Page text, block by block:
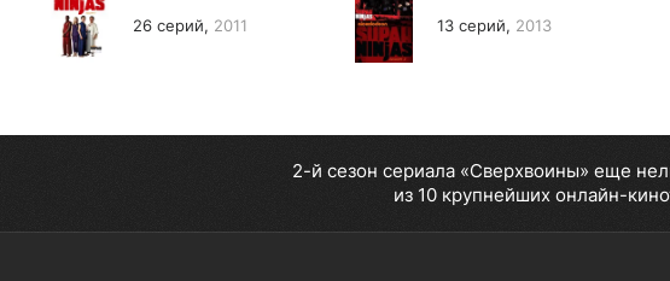
26 серий, 2011 13 серий, 2013
2-й сезон сериала «Сверхвоины» еще
из 10 крупнейших онлайн-